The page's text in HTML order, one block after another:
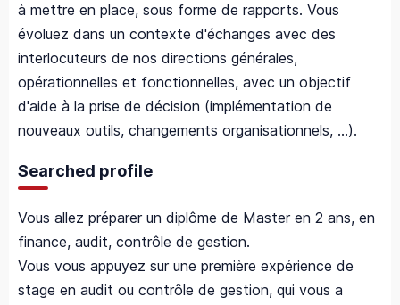
à mettre en place, sous forme de rapports. Vous
évoluez dans un contexte d'échanges avec des
interlocuteurs de nos directions générales,
opérationnelles et fonctionnelles, avec un objectif
d'aide à la prise de décision (implémentation de
nouveaux outils, changements organisationnels, ...).
Searched profile
Vous allez préparer un diplôme de Master en 2 ans, en
finance, audit, contrôle de gestion.
Vous vous appuyez sur une première expérience de
stage en audit ou contrôle de gestion, qui vous a